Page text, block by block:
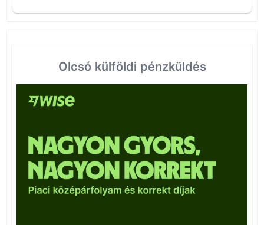
Olcsó külföldi pénzküldés